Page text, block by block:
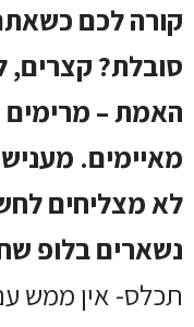
קורה לכם
סובלת?קצרים,
האמת – מרימים
מאיימים.
לא מצליחים
נשארים בלופ
תכלס- אין ממש